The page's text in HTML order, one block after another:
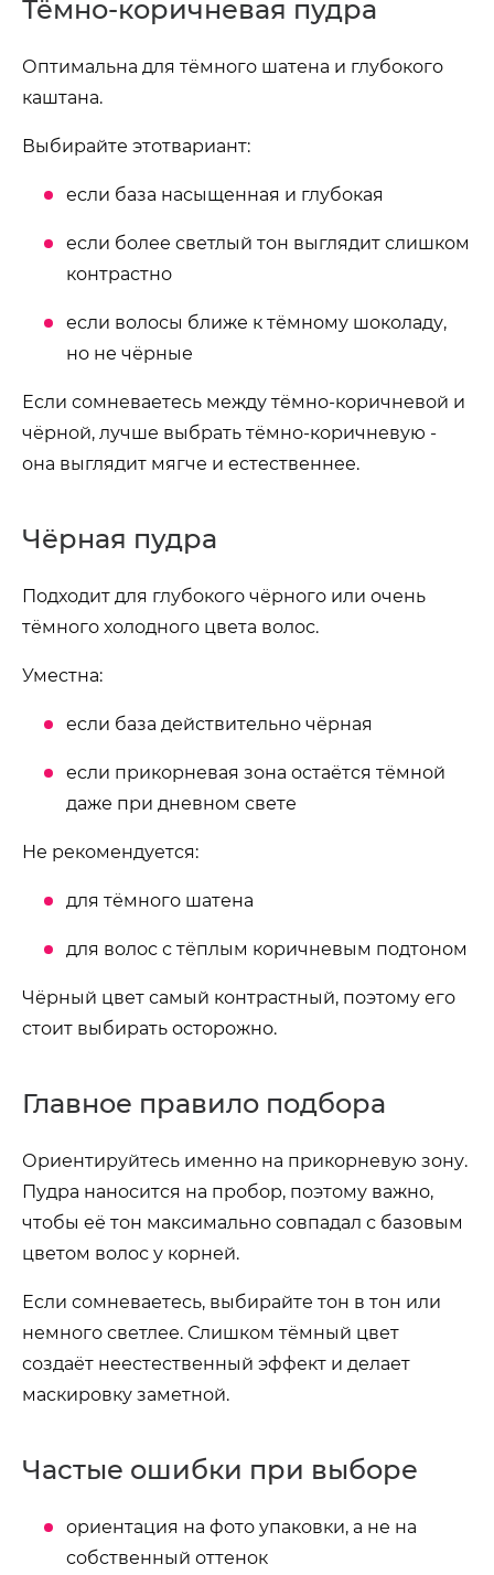
Тёмно-коричневая пудра
Оптимальна для тёмного шатена и глубокого
каштана.
Выбирайте этотвариант:
если база насыщенная и глубокая
если более светлый тон выглядит слишком
контрастно
если волосы ближе к тёмному шоколаду,
но не чёрные
Если сомневаетесь между тёмно-коричневой и
чёрной, лучше выбрать тёмно-коричневую -
она выглядит мягче и естественнее.
Чёрная пудра
Подходит для глубокого чёрного или очень
тёмного холодного цвета волос.
Уместна:
если база действительно чёрная
если прикорневая зона остаётся тёмной
даже при дневном свете
Не рекомендуется:
для тёмного шатена
для волос с тёплым коричневым подтоном
Чёрный цвет самый контрастный, поэтому его
стоит выбирать осторожно.
Главное правило подбора
Ориентируйтесь именно на прикорневую зону.
Пудра наносится на пробор, поэтому важно,
чтобы её тон максимально совпадал с базовым
цветом волос у корней.
Если сомневаетесь, выбирайте тон в тон или
немного светлее. Слишком тёмный цвет
создаёт неестественный эффект и делает
маскировку заметной.
Частые ошибки при выборе
ориентация на фото упаковки, а не на
собственный оттенок